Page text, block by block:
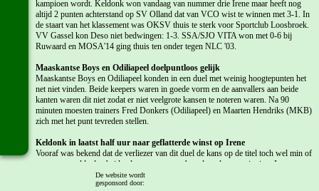
kampioen wordt. Keldonk won vandaag van nummer drie Irene maar heeft nog
altijd 2 punten achterstand op SV Olland dat van VCO wist te winnen met 3-1. In
de staart van het klassement was OKSV thuis te sterk voor Sportclub Loosbroek.
VV Gassel kon Deso niet bedwingen: 1-3. SSA/SJO VITA won met 0-6 bij
Ruwaard en MOSA'14 ging thuis ten onder tegen NLC '03.
Maaskantse Boys en Odiliapeel doelpuntloos gelijk
Maaskantse Boys en Odiliapeel konden in een duel met weinig hoogtepunten het
net niet vinden. Beide keepers waren in goede vorm en de aanvallers aan beide
kanten waren dit niet zodat er niet veelgrote kansen te noteren waren. Na 90
minuten moesten trainers Fred Donkers (Odiliapeel) en Maarten Hendriks (MKB)
zich met het punt tevreden stellen.
Keldonk in laatst half uur naar geflatterde winst op Irene
Vooraf was bekend dat de verliezer van dit duel de kans op de titel toch wel min of
meer verspeelde dus beide ploegen waren gebrand op de overwinning. Irene was
de gehele eerste helft de bovenliggende ploeg. Met lengte zorgden zij voor gevaar
uit corners en keeper Leon van de Acker van Keldonk moest enkel keren reddend
De website wordt
gesponsord door: